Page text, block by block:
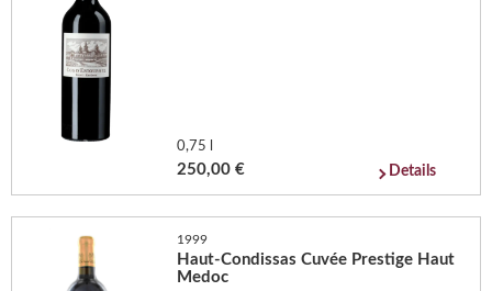
0,75 l
250,00 € Details
1999
Haut-Condissas Cuvée Prestige Haut
Medoc